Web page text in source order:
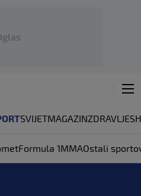
SVIJETMAGAZINZDRAVLJE
Formula 1MMAOstali